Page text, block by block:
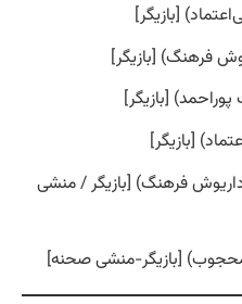
(داریوش فرهنگ) [بازیگر / منشی